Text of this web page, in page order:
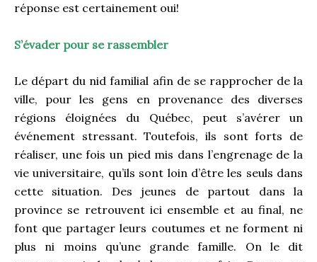
réponse est certainement oui!
S’évader pour se rassembler
Le départ du nid familial afin de se rapprocher de la
ville, pour les gens en provenance des diverses
régions éloignées du Québec, peut s’avérer un
événement stressant. Toutefois, ils sont forts de
réaliser, une fois un pied mis dans l’engrenage de la
vie universitaire, qu’ils sont loin d’être les seuls dans
cette situation. Des jeunes de partout dans la
province se retrouvent ici ensemble et au final, ne
font que partager leurs coutumes et ne forment ni
plus ni moins qu’une grande famille. On le dit